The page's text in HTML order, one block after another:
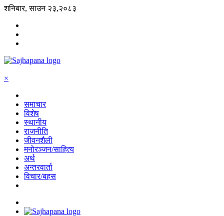
शनिबार, साउन २३,२०८३
×
समाचार
विशेष
स्थानीय
राजनीति
जीवनशैली
मनोरञ्जन/साहित्य
अर्थ
अन्तरवार्ता
विचार/बहस